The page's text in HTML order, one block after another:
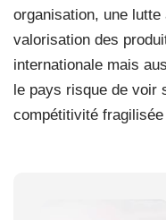
organisation, une
valorisation des
internationale mais
le pays risque de voir
compétitivité